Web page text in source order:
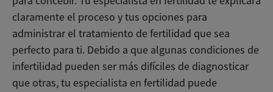
claramente el proceso y tus opciones para
administrar el tratamiento de fertilidad que sea
perfecto para ti. Debido a que algunas condiciones de
infertilidad pueden ser más difíciles de diagnosticar
que otras, tu especialista en fertilidad puede